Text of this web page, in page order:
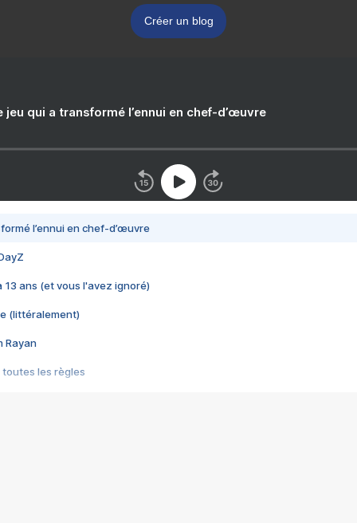
Créer un blog
jeu qui a transformé l’ennui en chef-d’œuvre
l’ennui en chef-d’œuvre
13 ans (et vous l'avez ignoré)
(littéralement)
Rayan
toutes les règles